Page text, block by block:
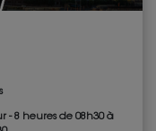
- 8 heures de 08h30 à